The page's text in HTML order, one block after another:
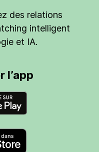
des relations
intelligent
et IA.
l’app